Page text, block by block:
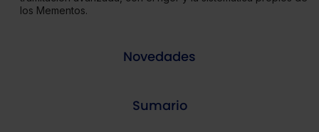
los Mementos.
Novedades
Sumario